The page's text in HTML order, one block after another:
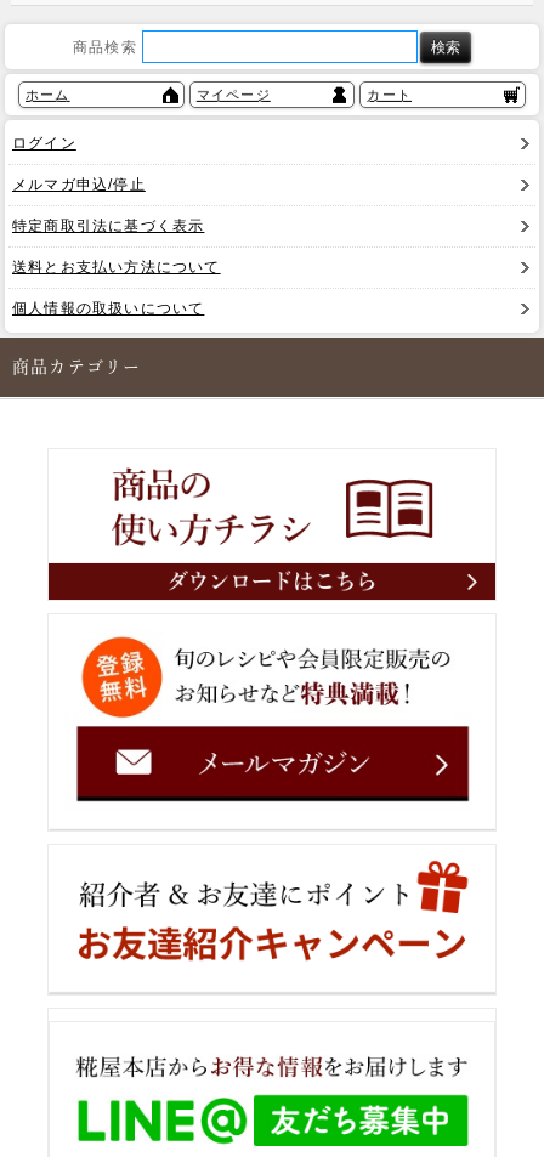
商品検索
ホーム マイページ カート
ログイン
メルマガ申込/停止
特定商取引法に基づく表示
送料とお支払い方法について
個人情報の取扱いについて
商品カテゴリー